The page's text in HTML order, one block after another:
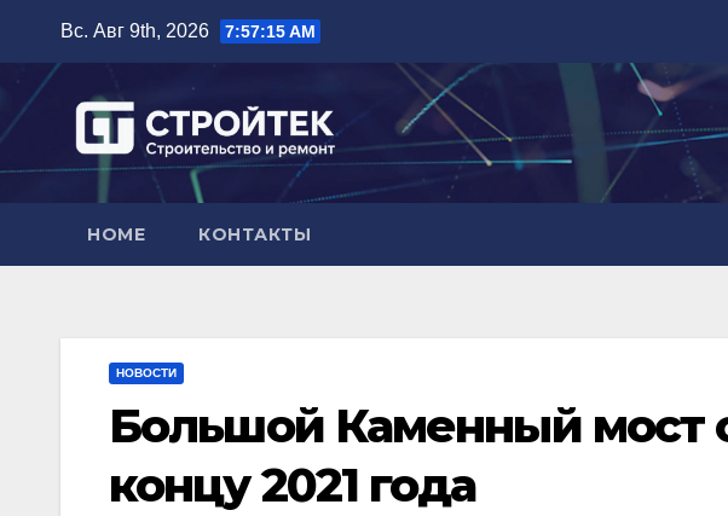
содержимому
Вс. Авг 9th, 2026 7:57:16 AM
HOME КОНТАКТЫ
НОВОСТИ
Большой Каменный мост
концу 2021 года